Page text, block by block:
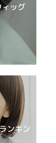
ッグ
ンキン